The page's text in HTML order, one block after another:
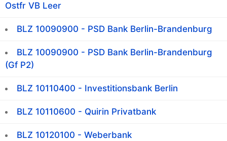
Ostfr VB Leer
BLZ 10090900 - PSD Bank Berlin-Brandenburg
BLZ 10090900 - PSD Bank Berlin-Brandenburg
(Gf P2)
BLZ 10110400 - Investitionsbank Berlin
BLZ 10110600 - Quirin Privatbank
BLZ 10120100 - Weberbank